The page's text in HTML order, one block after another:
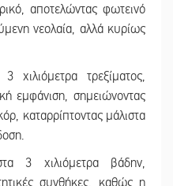
αποτελώντας φωτεινό
νεολαία, αλλά κυρίως
τρεξίματος,
εμφάνιση, σημειώνοντας
καταρρίπτοντας μάλιστα
3 χιλιόμετρα βάδην,
συνθήκες, καθώς η